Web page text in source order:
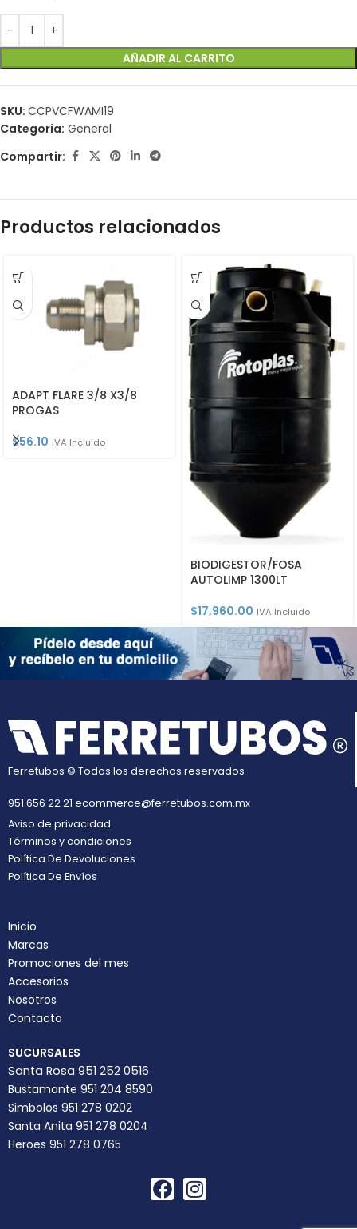
AÑADIR AL CARRITO
SKU: CCPVCFWAMI19
Categoría: General
Compartir:
Productos relacionados
ADAPT FLARE 3/8 X3/8
PROGAS
$56.10 IVA Incluido
BIODIGESTOR/FOSA
AUTOLIMP 1300LT
$17,960.00 IVA Incluido
Ferretubos © Todos los derechos reservados
951 656 22 21 ecommerce@ferretubos.com.mx
Aviso de privacidad
Términos y condiciones
Política De Devoluciones
Política De Envíos
Inicio
Marcas
Promociones del mes
Accesorios
Nosotros
Contacto
SUCURSALES
Santa Rosa 951 252 0516
Bustamante 951 204 8590
Simbolos 951 278 0202
Santa Anita 951 278 0204
Heroes 951 278 0765